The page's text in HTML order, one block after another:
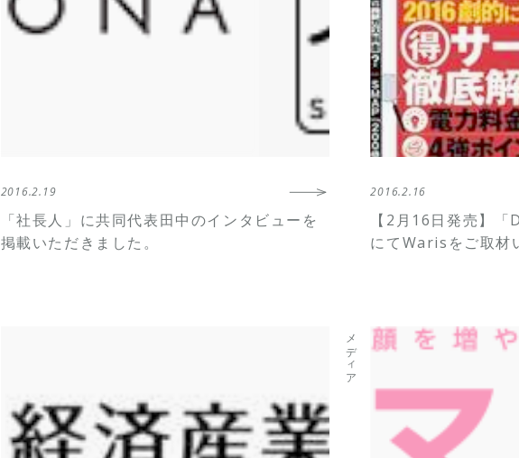
2016.2.19
「社長人」に共同代表田中のインタビューを
掲載いただきました。
2016.2.16
【2月16日発売】
にてWarisをご取材
メディア